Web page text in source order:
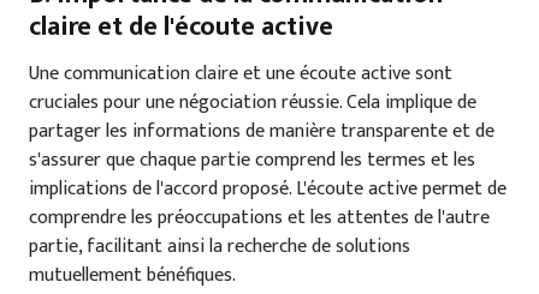
claire et de l'écoute active
Une communication claire et une écoute active sont
cruciales pour une négociation réussie. Cela implique de
partager les informations de manière transparente et de
s'assurer que chaque partie comprend les termes et les
implications de l'accord proposé. L'écoute active permet de
comprendre les préoccupations et les attentes de l'autre
partie, facilitant ainsi la recherche de solutions
mutuellement bénéfiques.